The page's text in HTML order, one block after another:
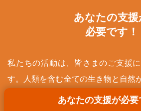
あなたの支援が必要
あなたの支援
必要です！
私たちの活動は、皆さまのご支援
す。人類を含む全ての生き物と自然
る未来のために、ご支援をお願い致